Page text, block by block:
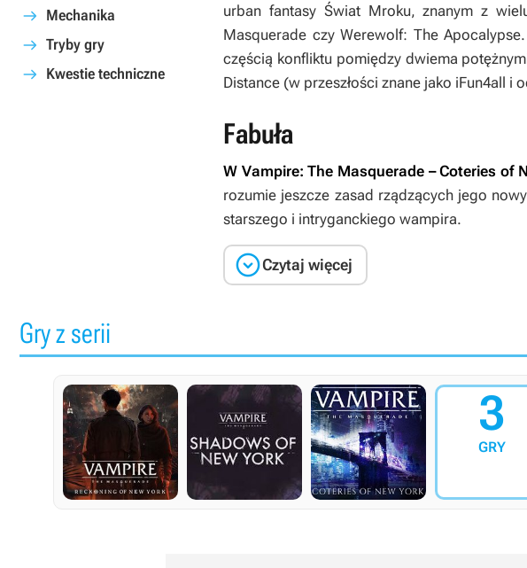
Mechanika
Tryby gry
Kwestie techniczne
urban fantasy Świat Mroku, znanym z
Masquerade czyWerewolf: The Apocalypse
częścią konfliktu pomiędzy dwiema
Distance (w przeszłości znane jako iFun4all i
Fabuła
W Vampire: The Masquerade – Coteries of
rozumie jeszcze zasad rządzących jego
starszego i intryganckiego wampira.
Czytaj więcej
Gry z serii
3
GRY